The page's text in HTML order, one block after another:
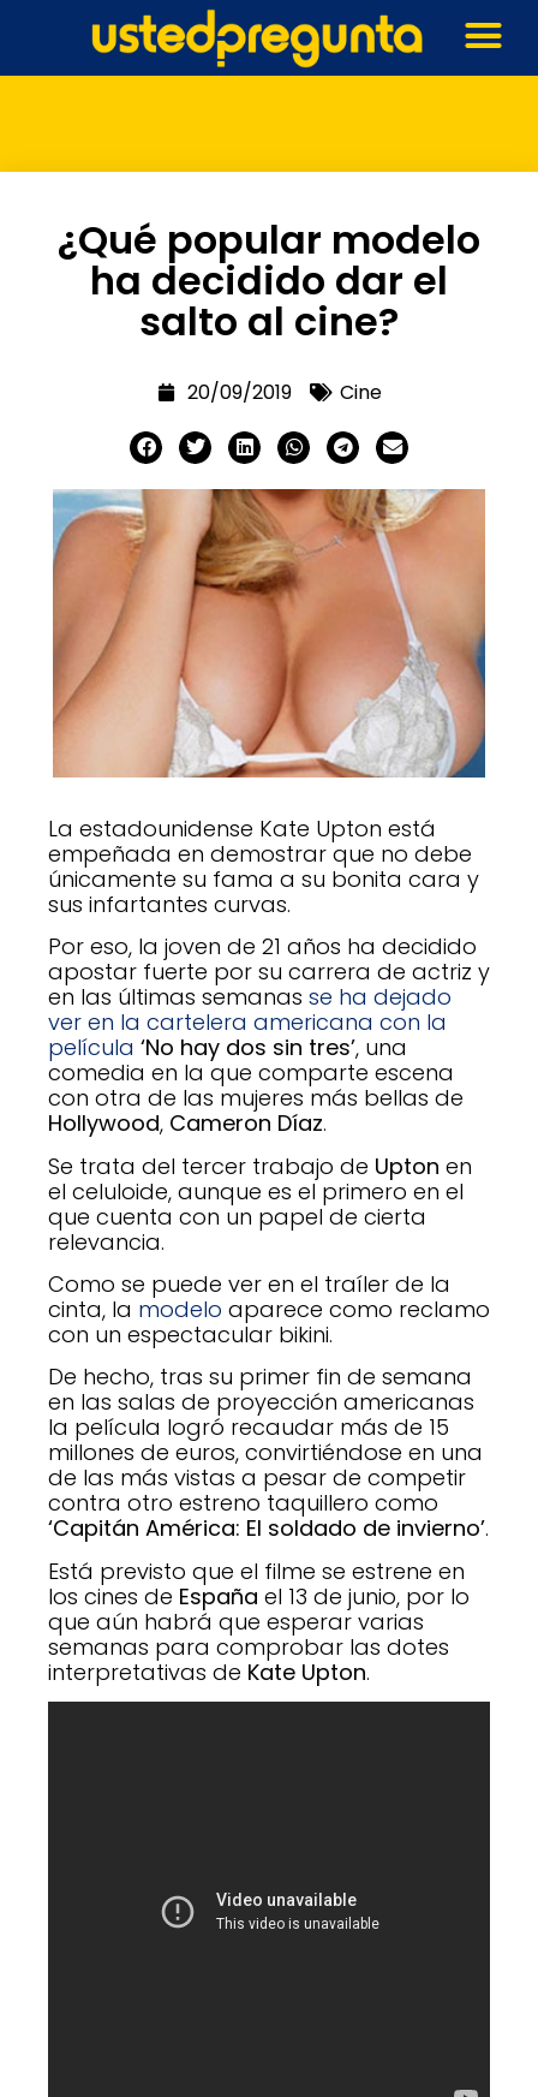
¿Qué popular modelo
ha decidido dar el
salto al cine?
20/09/2019 Cine
La estadounidense Kate Upton está
empeñada en demostrar que no debe
únicamente su fama a su bonita cara y
sus infartantes curvas.
Por eso, la joven de 21 años ha decidido
apostar fuerte por su carrera de actriz y
en las últimas semanas se ha dejado
ver en la cartelera americana con la
película ‘No hay dos sin tres’, una
comedia en la que comparte escena
con otra de las mujeres más bellas de
Hollywood, Cameron Díaz.
Se trata del tercer trabajo de Upton en
el celuloide, aunque es el primero en el
que cuenta con un papel de cierta
relevancia.
Como se puede ver en el traíler de la
cinta, la modelo aparece como reclamo
con un espectacular bikini.
De hecho, tras su primer fin de semana
en las salas de proyección americanas
la película logró recaudar más de 15
millones de euros, convirtiéndose en una
de las más vistas a pesar de competir
contra otro estreno taquillero como
‘Capitán América: El soldado de invierno’.
Está previsto que el filme se estrene en
los cines de España el 13 de junio, por lo
que aún habrá que esperar varias
semanas para comprobar las dotes
interpretativas de Kate Upton.